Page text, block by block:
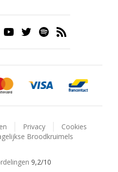
Privacy
Cookies
Broodkruimels
9,2/10